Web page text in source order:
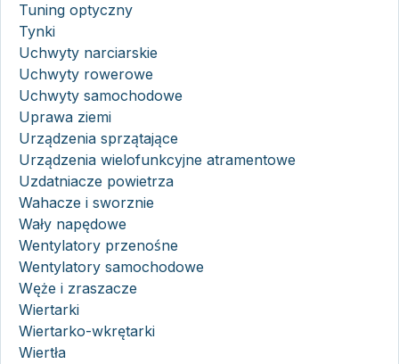
Tuning optyczny
Tynki
Uchwyty narciarskie
Uchwyty rowerowe
Uchwyty samochodowe
Uprawa ziemi
Urządzenia sprzątające
Urządzenia wielofunkcyjne atramentowe
Uzdatniacze powietrza
Wahacze i sworznie
Wały napędowe
Wentylatory przenośne
Wentylatory samochodowe
Węże i zraszacze
Wiertarki
Wiertarko-wkrętarki
Wiertła